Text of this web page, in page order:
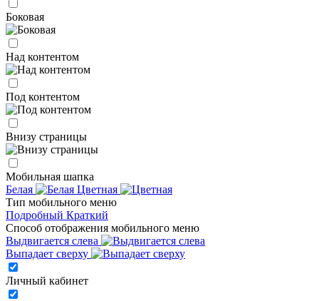
Боковая
Над контентом
Под контентом
Внизу страницы
Мобильная шапка
Белая
Цветная
Тип мобильного меню
Подробный Краткий
Способ отображения мобильного меню
Выдвигается слева
Выпадает сверху
Личный кабинет